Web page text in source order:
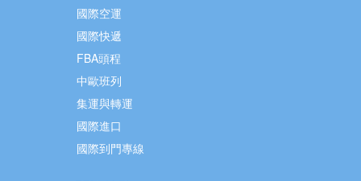
國際空運
國際快遞
FBA頭程
中歐班列
集運與轉運
國際進口
國際到門專線